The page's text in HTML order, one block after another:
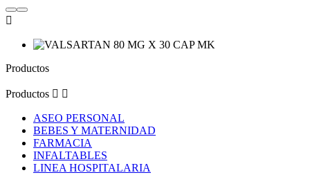

Productos
Productos  
ASEO PERSONAL
BEBES Y MATERNIDAD
FARMACIA
INFALTABLES
LINEA HOSPITALARIA